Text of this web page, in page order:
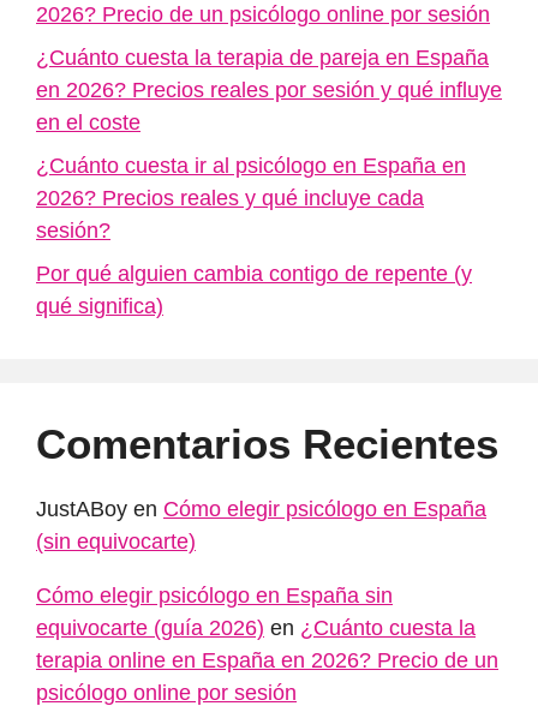
2026? Precio de un psicólogo online por sesión
¿Cuánto cuesta la terapia de pareja en España
en 2026? Precios reales por sesión y qué influye
en el coste
¿Cuánto cuesta ir al psicólogo en España en
2026? Precios reales y qué incluye cada
sesión?
Por qué alguien cambia contigo de repente (y
qué significa)
Comentarios Recientes
JustABoy en Cómo elegir psicólogo en España
(sin equivocarte)
Cómo elegir psicólogo en España sin
equivocarte (guía 2026) en ¿Cuánto cuesta la
terapia online en España en 2026? Precio de un
psicólogo online por sesión